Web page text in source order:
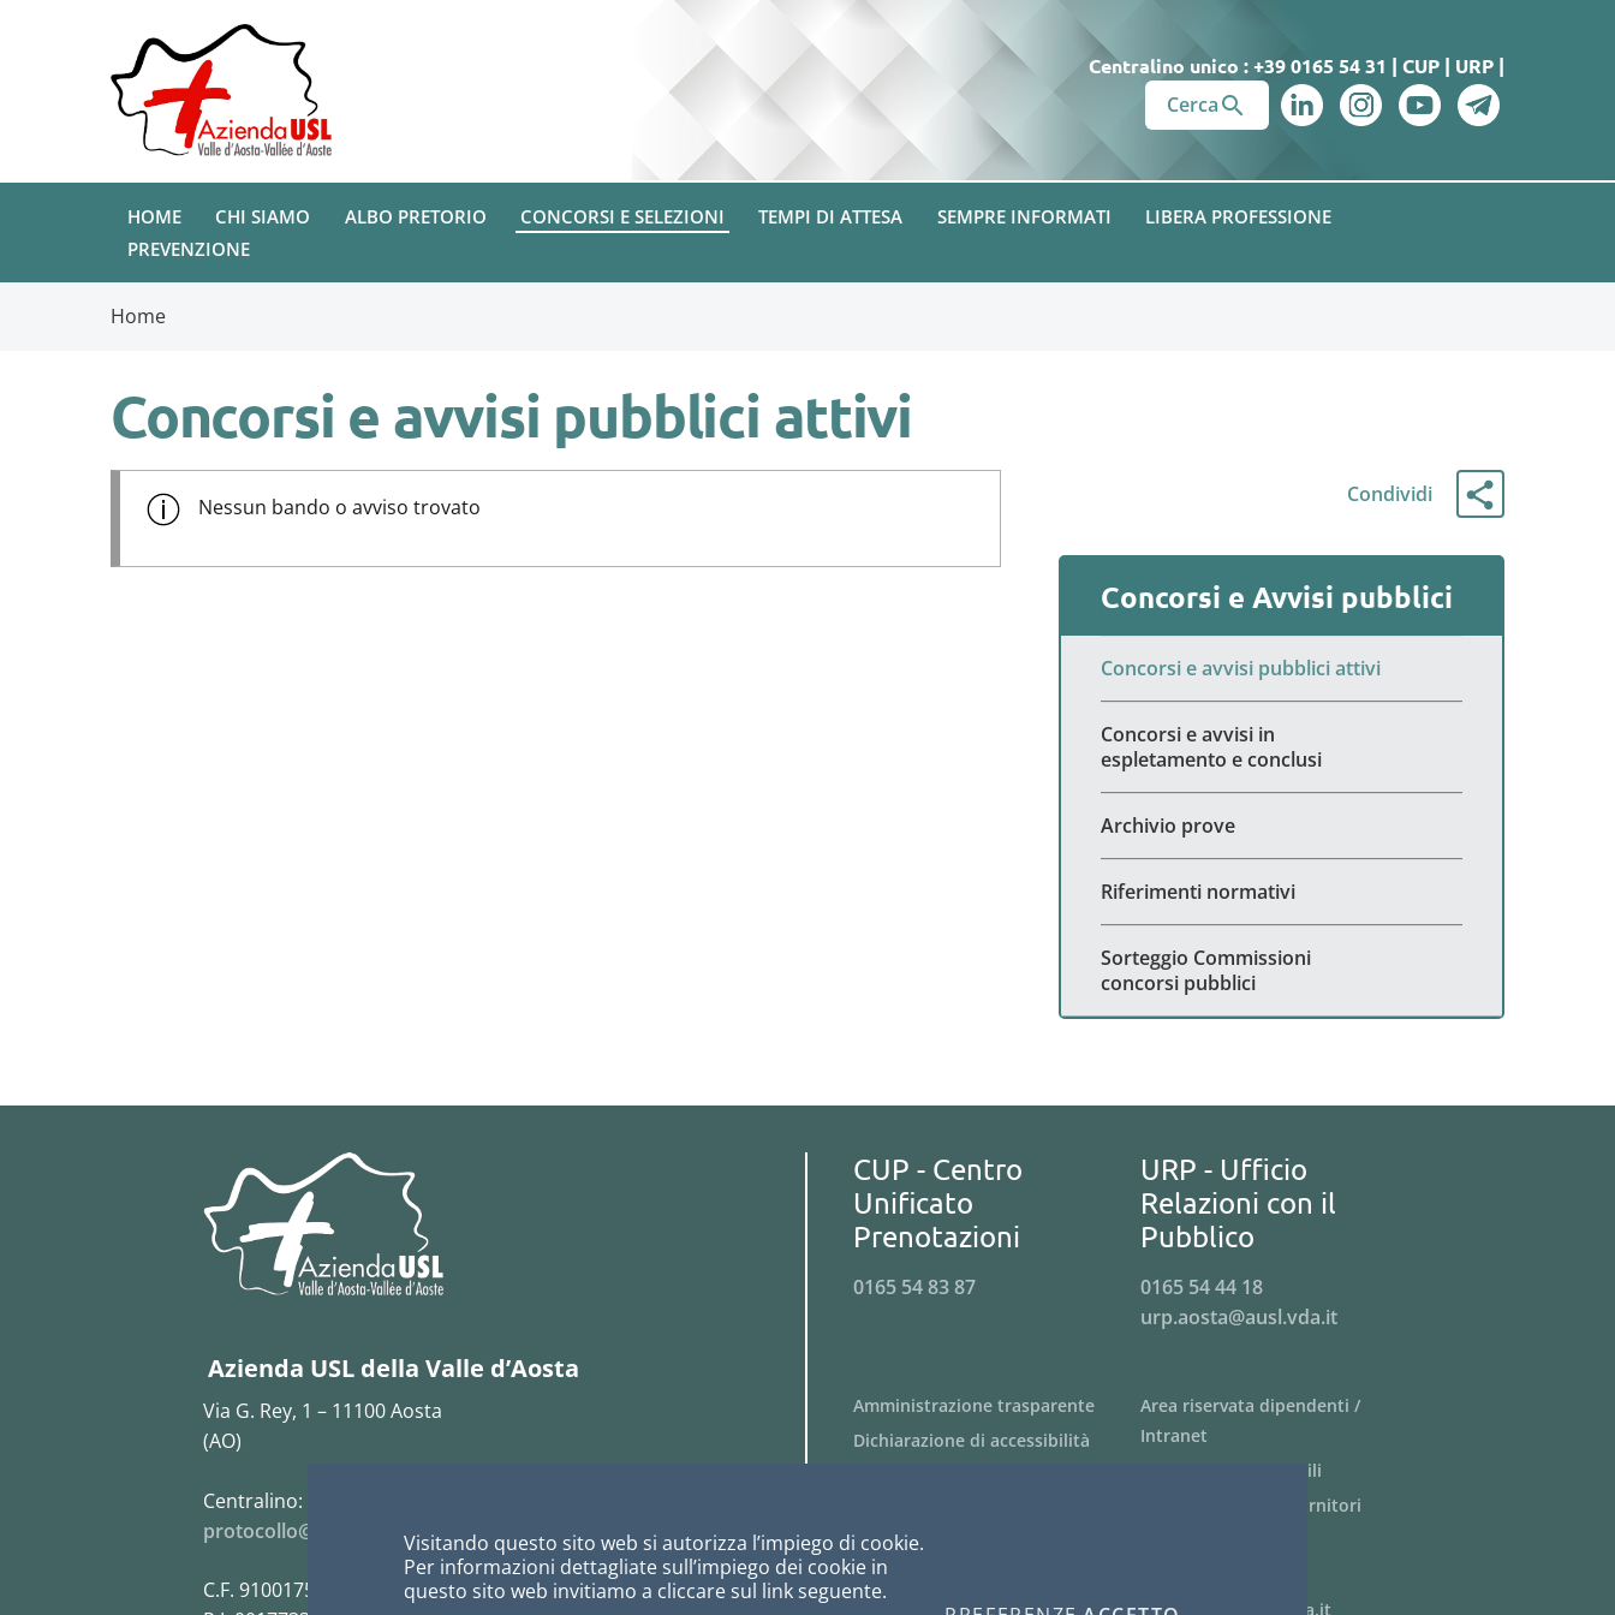
Centralino unico : +39 0165 54 31 | CUP | URP |
Cerca
HOME CHI SIAMO ALBO PRETORIO CONCORSI E SELEZIONI TEMPI DI ATTESA SEMPRE INFORMATI
LIBERA PROFESSIONE
PREVENZIONE
Home
Concorsi e avvisi pubblici attivi
Nessun bando o avviso trovato Condividi
Concorsi e Avvisi pubblici
Concorsi e avvisi pubblici attivi
Concorsi e avvisi in
espletamento e conclusi
Archivio prove
Riferimenti normativi
Sorteggio Commissioni
concorsi pubblici
Azienda USL della Valle d’Aosta
Via G. Rey, 1 – 11100 Aosta
(AO)
Centralino:
protocollo@pec.ausl.vda.it
C.F. 91001750073
CUP - Centro
Unificato
Prenotazioni
0165 54 83 87
URP - Ufficio
Relazioni con il
Pubblico
0165 54 44 18
urp.aosta@ausl.vda.it
Amministrazione trasparente
Dichiarazione di accessibilità
Cookies
Note Legali
Area riservata dipendenti /
Intranet
Siti tematici - link utili
Informazioni per i fornitori
webmaster@ausl.vda.it
Visitando questo sito web si autorizza l’impiego di cookie.
Per informazioni dettagliate sull’impiego dei cookie in
questo sito web invitiamo a cliccare sul link seguente.